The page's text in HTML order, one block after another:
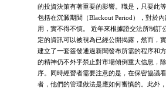
的投資決策有著重要的影響。職是，只要此
包括在沉澱期間（Blackout Period），對於
用，實不得不慎。 近年來根據證交法所制訂
定的資訊可以被視為已經公開揭露，然而，
建立了一套簽發通過新聞發布所需的程序和
的精神仍不外乎禁止對市場傾倒重大信息，
序。同時經營者需要注意的是，在保密協議
者，他們的管理做法是應如何審慎的。此外